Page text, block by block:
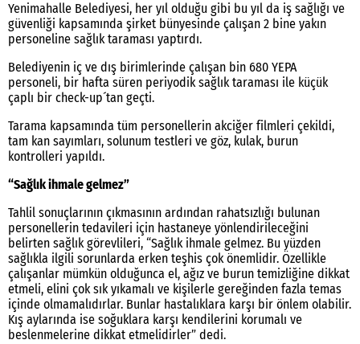
Yenimahalle Belediyesi, her yıl olduğu gibi bu yıl da iş sağlığı ve
güvenliği kapsamında şirket bünyesinde çalışan 2 bine yakın
personeline sağlık taraması yaptırdı.
Belediyenin iç ve dış birimlerinde çalışan bin 680 YEPA
personeli, bir hafta süren periyodik sağlık taraması ile küçük
çaplı bir check-up´tan geçti.
Tarama kapsamında tüm personellerin akciğer filmleri çekildi,
tam kan sayımları, solunum testleri ve göz, kulak, burun
kontrolleri yapıldı.
“Sağlık ihmale gelmez”
Tahlil sonuçlarının çıkmasının ardından rahatsızlığı bulunan
personellerin tedavileri için hastaneye yönlendirileceğini
belirten sağlık görevlileri, “Sağlık ihmale gelmez. Bu yüzden
sağlıkla ilgili sorunlarda erken teşhis çok önemlidir. Özellikle
çalışanlar mümkün olduğunca el, ağız ve burun temizliğine dikkat
etmeli, elini çok sık yıkamalı ve kişilerle gereğinden fazla temas
içinde olmamalıdırlar. Bunlar hastalıklara karşı bir önlem olabilir.
Kış aylarında ise soğuklara karşı kendilerini korumalı ve
beslenmelerine dikkat etmelidirler” dedi.